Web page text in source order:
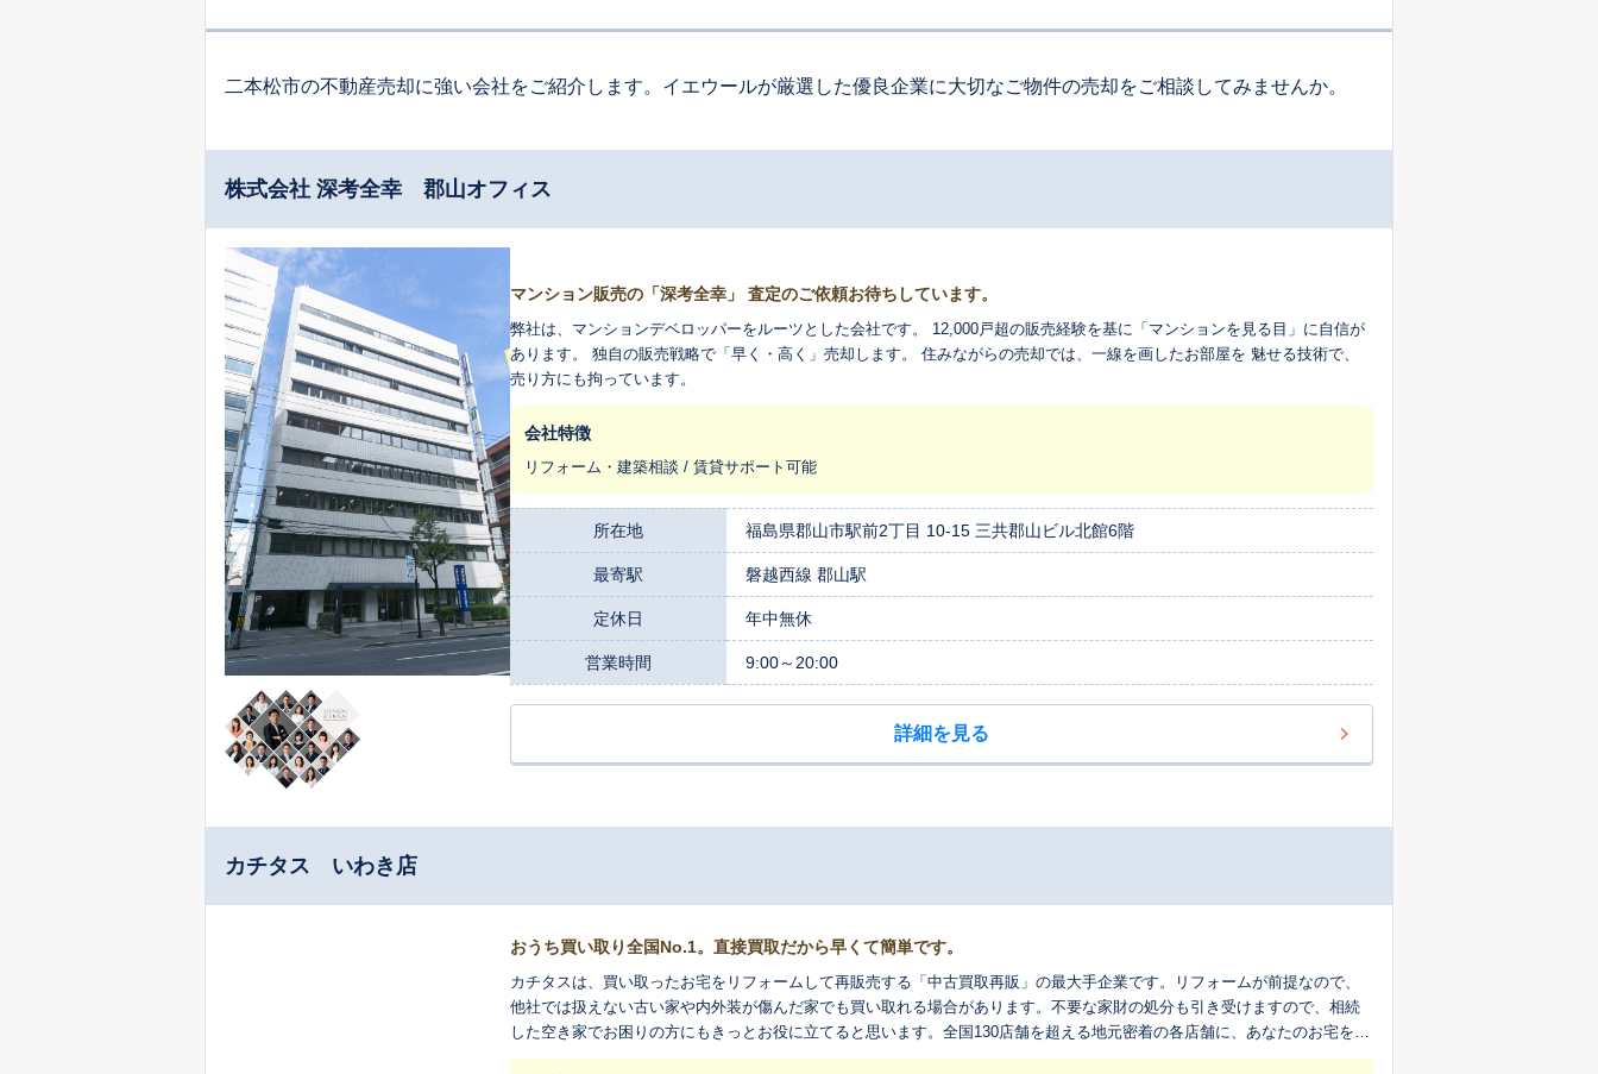
二本松市の不動産売却に強い会社をご紹介します。イエウールが厳選した優良企業に大切なご物件の売却をご相談してみませんか。
株式会社 深考全幸 郡山オフィス
マンション販売の「深考全幸」 査定のご依頼お待ちしています。
弊社は、マンションデベロッパーをルーツとした会社です。 12,000戸超の販売経験を基に「マンションを見る目」に自信が
あります。 独自の販売戦略で「早く・高く」売却します。 住みながらの売却では、一線を画したお部屋を 魅せる技術で、
売り方にも拘っています。
会社特徴
リフォーム・建築相談 / 賃貸サポート可能
所在地 福島県郡山市駅前2丁目 10-15 三共郡山ビル北館6階
最寄駅 磐越西線 郡山駅
定休日 年中無休
営業時間 9:00～20:00
詳細を見る
カチタス いわき店
おうち買い取り全国No.1。直接買取だから早くて簡単です。
カチタスは、買い取ったお宅をリフォームして再販売する「中古買取再販」の最大手企業です。リフォームが前提なので、
他社では扱えない古い家や内外装が傷んだ家でも買い取れる場合があります。不要な家財の処分も引き受けますので、相続
した空き家でお困りの方にもきっとお役に立てると思います。全国130店舗を超える地元密着の各店舗に、あなたのお宅を生
まれ変わらせ、長く住みつなぐお手伝いをさせてください。